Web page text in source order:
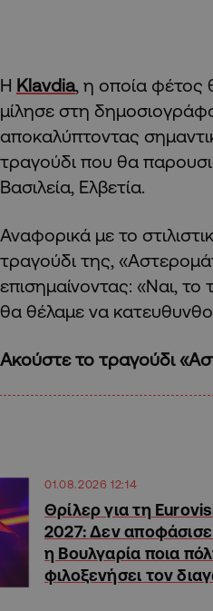
Η Klavdia , η οποία
μίλησε στη
αποκαλύπτοντας
τραγούδι που θα
Βασιλεία, Ελβετία.
Αναφορικά με το
τραγούδι της,
επισημαίνοντας: «Ναι, το
θα θέλαμε να
Ακούστε το τραγούδι
01.08.2026 12:14
Θρίλερ για τη
2027: Δεν
η Βουλγαρία ποια
φιλοξενήσει τον